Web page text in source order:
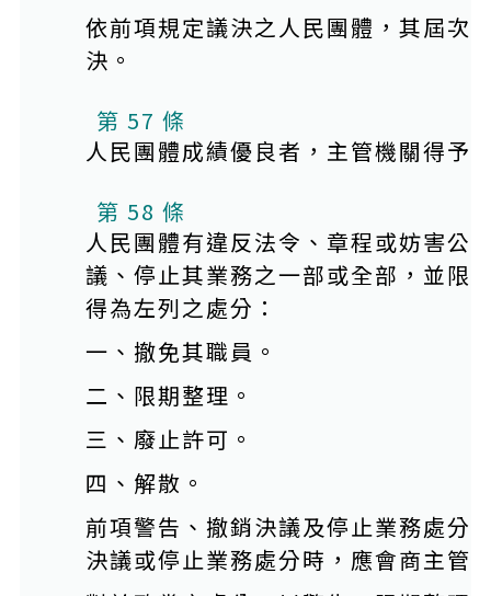
依前項規定議決之人民團體，其屆次
決。
第 57 條
人民團體成績優良者，主管機關得予
第 58 條
人民團體有違反法令、章程或妨害公
議、停止其業務之一部或全部，並限
得為左列之處分：
一、撤免其職員。
二、限期整理。
三、廢止許可。
四、解散。
前項警告、撤銷決議及停止業務處分
決議或停止業務處分時，應會商主管